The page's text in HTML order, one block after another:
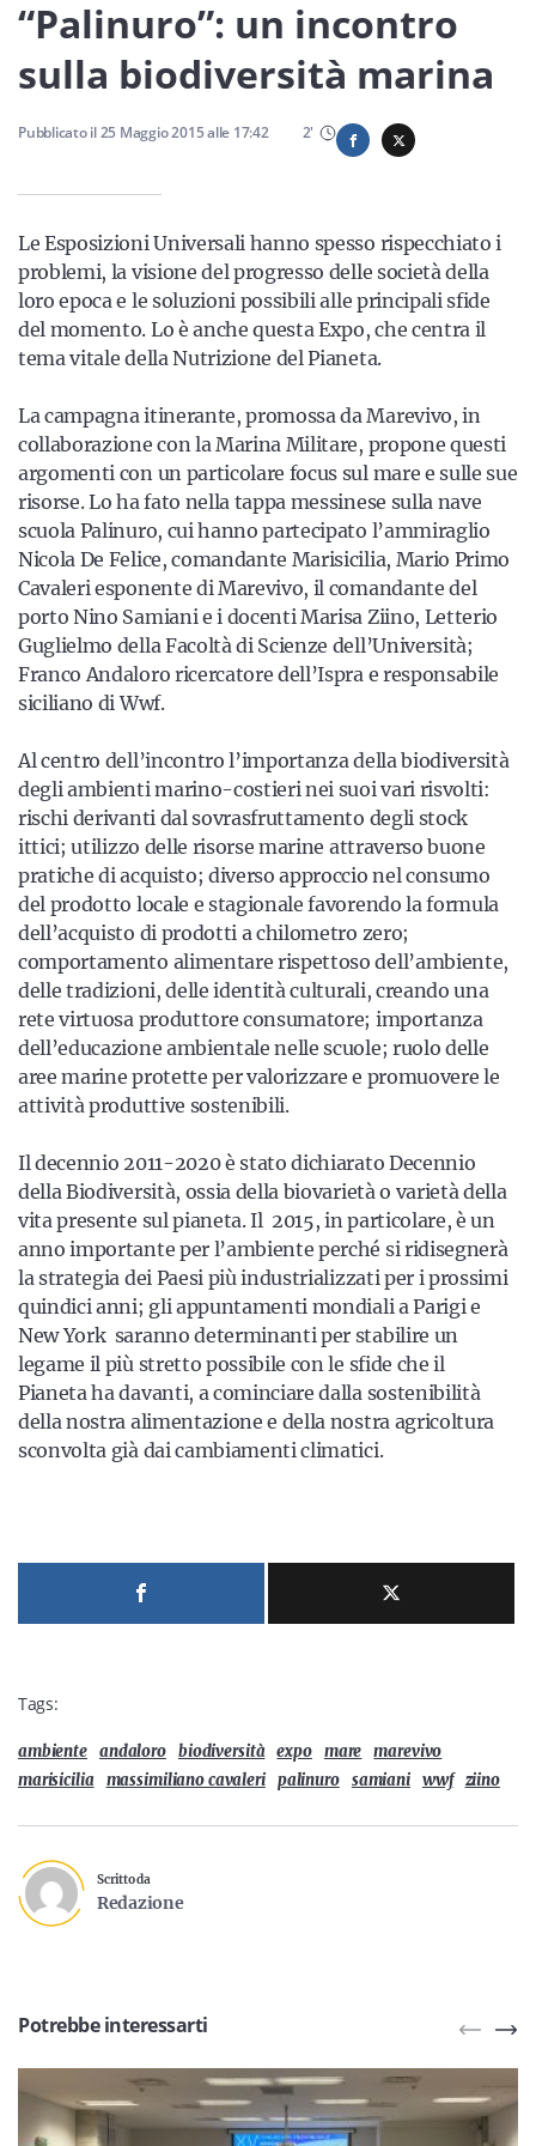
Servizi
Resta sempre aggiornato con le ultime news, iscriviti alla
nostra newsletter
Iscriviti
“Palinuro”: un incontro
sulla biodiversità marina
Pubblicato il25 Maggio 2015alle 17:42 2'
Le Esposizioni Universali hanno spesso rispecchiato i
problemi, la visione del progresso delle società della
loro epoca e le soluzioni possibili alle principali sfide
del momento. Lo è anche questa Expo, che centra il
tema vitale della Nutrizione del Pianeta.
La campagna itinerante, promossa da Marevivo, in
collaborazione con la Marina Militare, propone questi
argomenti con un particolare focus sul mare e sulle sue
risorse. Lo ha fato nella tappa messinese sulla nave
scuola Palinuro, cui hanno partecipato l’ammiraglio
Nicola De Felice, comandante Marisicilia, Mario Primo
Cavaleri esponente di Marevivo, il comandante del
porto Nino Samiani e i docenti Marisa Ziino, Letterio
Guglielmo della Facoltà di Scienze dell’Università;
Franco Andaloro ricercatore dell’Ispra e responsabile
siciliano di Wwf.
Al centro dell’incontro l’importanza della biodiversità
degli ambienti marino-costieri nei suoi vari risvolti:
rischi derivanti dal sovrasfruttamento degli stock
ittici; utilizzo delle risorse marine attraverso buone
pratiche di acquisto; diverso approccio nel consumo
del prodotto locale e stagionale favorendo la formula
dell’acquisto di prodotti a chilometro zero;
comportamento alimentare rispettoso dell’ambiente,
delle tradizioni, delle identità culturali, creando una
rete virtuosa produttore consumatore; importanza
dell’educazione ambientale nelle scuole; ruolo delle
aree marine protette per valorizzare e promuovere le
attività produttive sostenibili.
Il decennio 2011-2020 è stato dichiarato Decennio
della Biodiversità, ossia della biovarietà o varietà della
vita presente sul pianeta. Il 2015, in particolare, è un
anno importante per l’ambiente perché si ridisegnerà
la strategia dei Paesi più industrializzati per i prossimi
quindici anni; gli appuntamenti mondiali a Parigi e
New York saranno determinanti per stabilire un
legame il più stretto possibile con le sfide che il
Pianeta ha davanti, a cominciare dalla sostenibilità
della nostra alimentazione e della nostra agricoltura
sconvolta già dai cambiamenti climatici.
Tags:
ambiente andaloro biodiversità expo mare
marevivo
marisicilia
massimiliano cavaleri palinuro samiani wwf ziino
Scritto da
Redazione
Potrebbe interessarti